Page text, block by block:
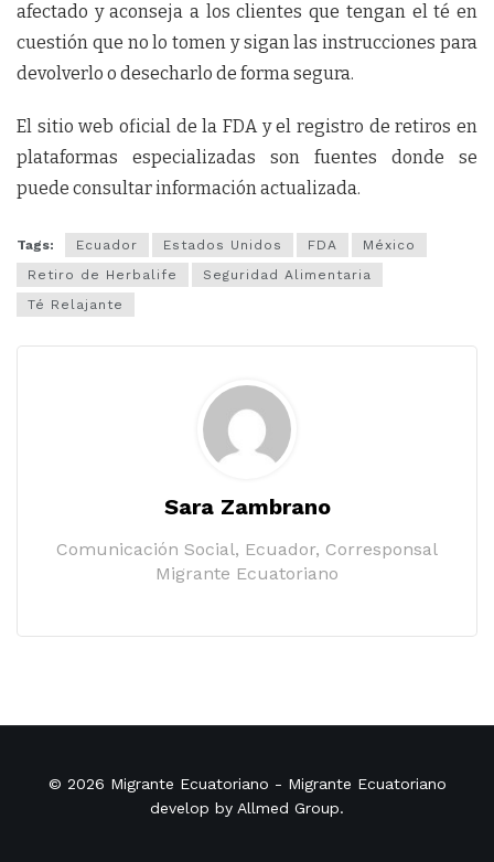
afectado y aconseja a los clientes que tengan el té en
cuestión que no lo tomen y sigan las instrucciones para
devolverlo o desecharlo de forma segura.
El sitio web oficial de la FDA y el registro de retiros en
plataformas especializadas son fuentes donde se
puede consultar información actualizada.
Tags: Ecuador Estados Unidos FDA
México
Retiro de Herbalife
Seguridad Alimentaria
Té Relajante
Sara Zambrano
Comunicación Social, Ecuador, Corresponsal
Migrante Ecuatoriano
© 2026 Migrante Ecuatoriano - Migrante Ecuatoriano
develop by Allmed Group.